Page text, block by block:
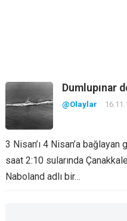
Dumlupınar
@Olaylar
3 Nisan’ı 4 Nisan’a
saat 2:10 sularında
Naboland adlı bir…